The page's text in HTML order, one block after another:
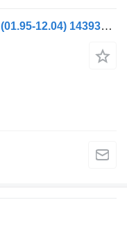
Корпус КПП Scania 4-series 124 (01.95-12.04) 1439376 для тягача Scania 4-series (1995-2006)